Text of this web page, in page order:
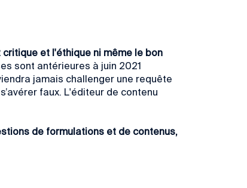
et l'éthique ni même le bon
sont antérieures à juin 2021
jamais challenger une requête
faux. L'éditeur de contenu
de formulations et de contenus,